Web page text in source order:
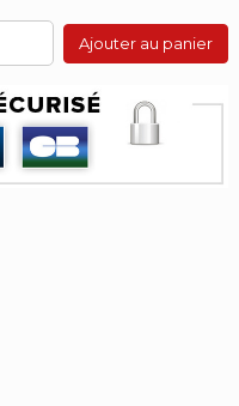
Ajouter au panier